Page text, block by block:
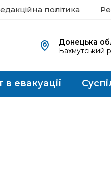
політика
Донецька
Бахмутський
в евакуації